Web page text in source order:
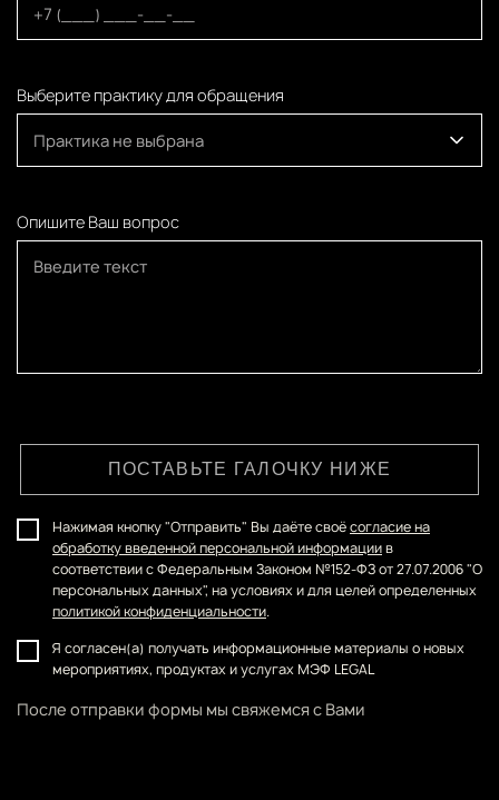
Выберите практику для обращения
Практика не выбрана
Опишите Ваш вопрос
ПОСТАВЬТЕ ГАЛОЧКУ НИЖЕ
Нажимая кнопку "Отправить" Вы даёте своёсогласие на
обработку введенной персональной информациив
соответствии с Федеральным Законом №152-ФЗ от 27.07.2006 "О
персональных данных", на условиях и для целей определенных
политикой конфиденциальности.
Я согласен(а) получать информационные материалы о новых
мероприятиях, продуктах и услугах МЭФ LEGAL
После отправки формы мы свяжемся с Вами